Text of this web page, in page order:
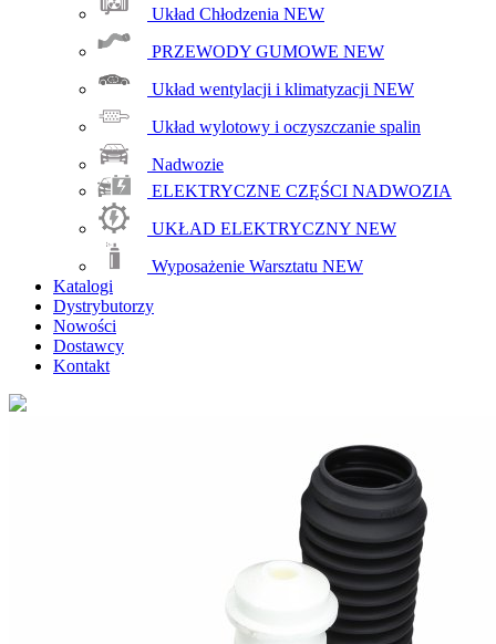
Układ Chłodzenia NEW
PRZEWODY GUMOWE NEW
Układ wentylacji i klimatyzacji NEW
Układ wylotowy i oczyszczanie spalin
Nadwozie
ELEKTRYCZNE CZĘŚCI NADWOZIA
UKŁAD ELEKTRYCZNY NEW
Wyposażenie Warsztatu NEW
Katalogi
Dystrybutorzy
Nowości
Dostawcy
Kontakt